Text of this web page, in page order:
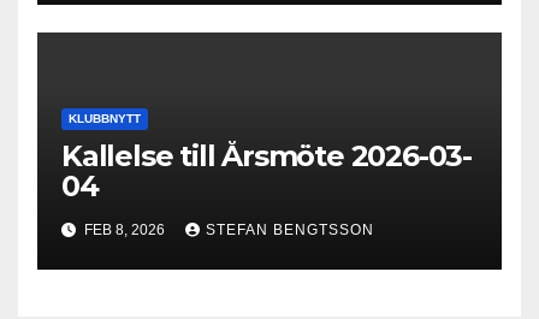
KLUBBNYTT
Kallelse till Årsmöte 2026-03-
04
FEB 8, 2026 STEFAN BENGTSSON